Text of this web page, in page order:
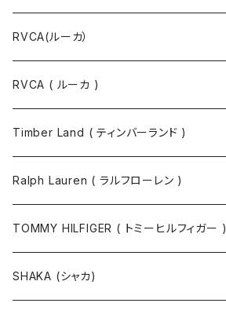
RVCA(ルーカ）
RVCA ( ルーカ )
Timber Land ( ティンバーランド )
ソックス
半袖Tシャツ
長袖Tシャツ
Ralph Lauren ( ラルフローレン )
シャツ
帽子
TOMMY HILFIGER ( トミーヒルフィガー )
ジャケット
SHAKA (シャカ)